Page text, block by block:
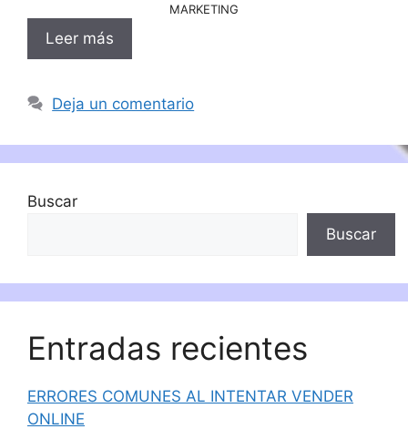
MARKETING
Leer más
Deja un comentario
Buscar
Buscar
Entradas recientes
ERRORES COMUNES AL INTENTAR VENDER
ONLINE